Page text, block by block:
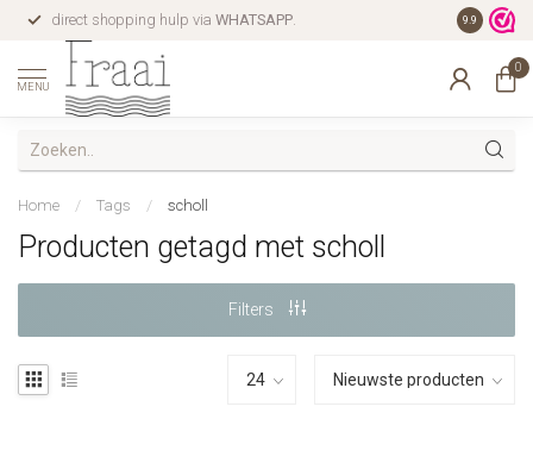
direct shopping hulp via WHATSAPP. gratis
9.9
MENU
0
Home / Tags / scholl
Producten getagd met scholl
Filters